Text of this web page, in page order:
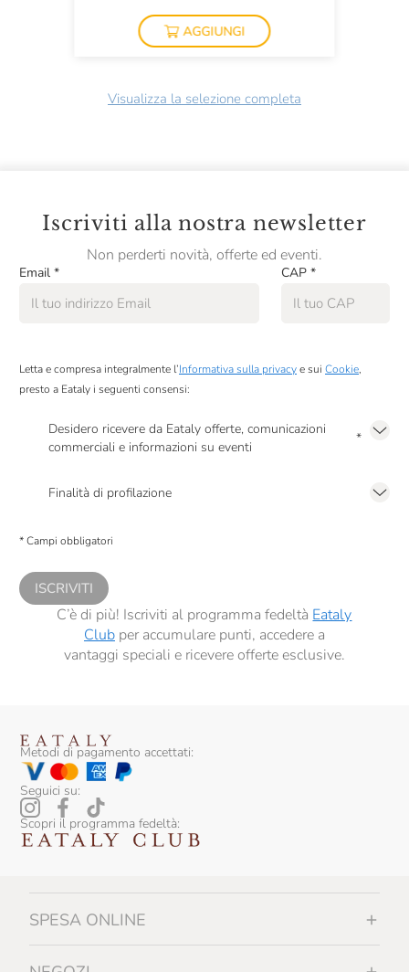
AGGIUNGI
Visualizza la selezione completa
Iscriviti alla nostra newsletter
Non perderti novità, offerte ed eventi.
Email * CAP *
Letta e compresa integralmente l’Informativa sulla privacye sui Cookie,
presto a Eataly i seguenti consensi:
Desidero ricevere da Eataly offerte, comunicazioni
commerciali e informazioni su eventi
*
Finalità di profilazione
comunicazioni commerciali personalizzate, in caso di consenso prestato ai
* Campi obbligatori
ISCRIVITI
C’è di più! Iscriviti al programma fedeltà Eataly
Clubper accumulare punti, accedere a
vantaggi speciali e ricevere offerte esclusive.
Metodi di pagamento accettati:
Seguici su:
Scopri il programma fedeltà:
SPESA ONLINE